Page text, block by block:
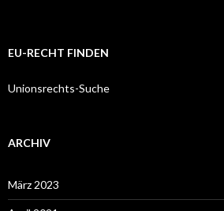
EU-RECHT FINDEN
Unionsrechts-Suche
ARCHIV
März 2023